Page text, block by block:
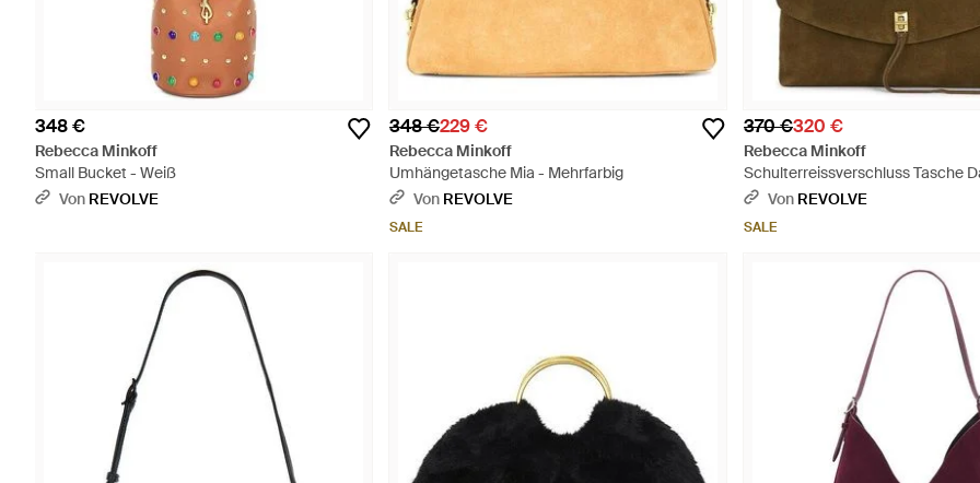
348 €
Rebecca Minkoff
Small Bucket - Weiß
Von REVOLVE
348 €229 €
Rebecca Minkoff
Umhängetasche Mia - Mehrfarbig
Von REVOLVE
SALE
370 €320 €
Rebecca Minkoff
Schulterreissverschluss Tasche
Braun
Von REVOLVE
SALE